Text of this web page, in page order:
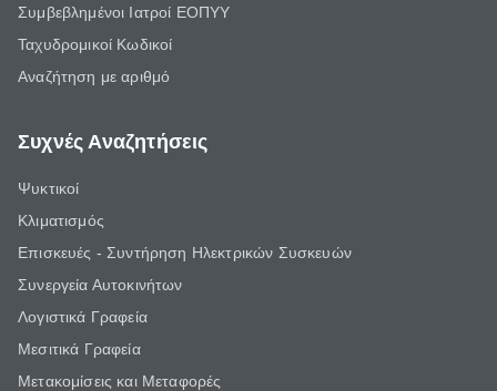
Συμβεβλημένοι Ιατροί ΕΟΠΥΥ
Ταχυδρομικοί Κωδικοί
Αναζήτηση με αριθμό
Συχνές Αναζητήσεις
Ψυκτικοί
Κλιματισμός
Επισκευές - Συντήρηση Ηλεκτρικών Συσκευών
Συνεργεία Αυτοκινήτων
Λογιστικά Γραφεία
Μεσιτικά Γραφεία
Μετακομίσεις και Μεταφορές